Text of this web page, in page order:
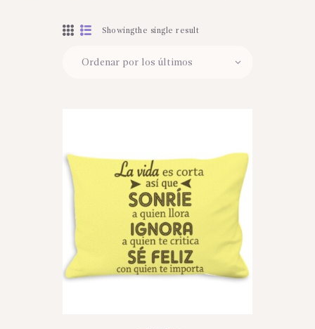
Showingthe single result